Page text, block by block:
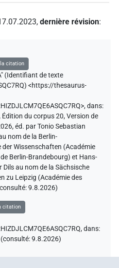
, dernière révision:
citation
(Identifiant de texte
) <https://thesaurus-
,dans:
Édition du corpus 20, Version de
éd. par Tonio Sebastian
nom de la Berlin-
Wissenschaften (Académie
Berlin-Brandebourg) et Hans-
Dils au nom de la Sächsische
zu Leipzig (Académie des
9.8.2026)
citation
dans:
(consulté:9.8.2026)